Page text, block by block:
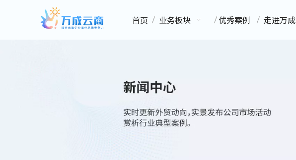
首页 业务板块 优秀案例 走进万成